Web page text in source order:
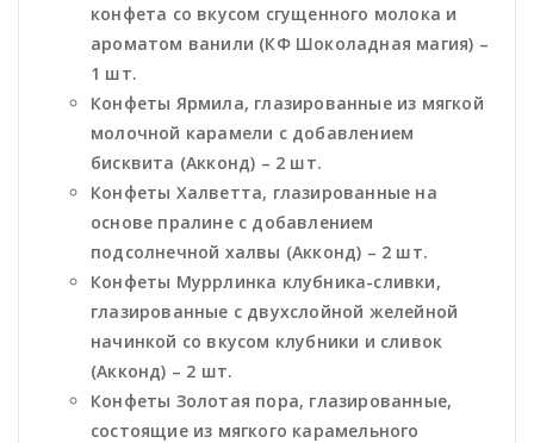
конфета со вкусом сгущенного молока и
ароматом ванили (КФ Шоколадная магия) –
1 шт.
Конфеты Ярмила, глазированные из мягкой
молочной карамели с добавлением
бисквита (Акконд) – 2 шт.
Конфеты Халветта, глазированные на
основе пралине с добавлением
подсолнечной халвы (Акконд) – 2 шт.
Конфеты Муррлинка клубника-сливки,
глазированные с двухслойной желейной
начинкой со вкусом клубники и сливок
(Акконд) – 2 шт.
Конфеты Золотая пора, глазированные,
состоящие из мягкого карамельного